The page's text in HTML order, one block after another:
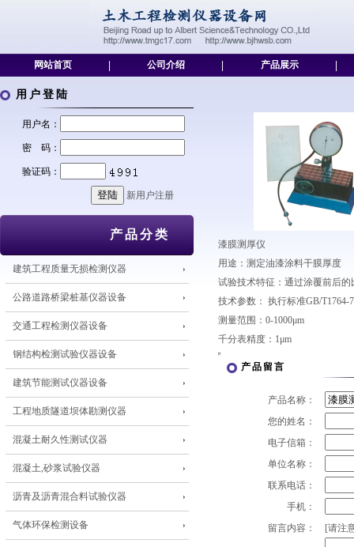
网站首页 公司介绍 产品展示
用户登陆
用户名：
密 码：
验证码：
新用户注册
产品分类
建筑工程质量无损检测仪器
公路道路桥梁桩基仪器设备
交通工程检测仪器设备
钢结构检测试验仪器设备
建筑节能测试仪器设备
工程地质隧道坝体勘测仪器
混凝土耐久性测试仪器
混凝土,砂浆试验仪器
沥青及沥青混合料试验仪器
气体环保检测设备
漆膜测厚仪
用途：测定油漆涂料干膜厚度
试验技术特征：通过涂覆前后
技术参数： 执行标准GB/
测量范围：0-1000μm
千分表精度：1μm
产品留言
产品名称：
您的姓名：
电子信箱：
单位名称：
联系电话：
手机：
留言内容：
[请注